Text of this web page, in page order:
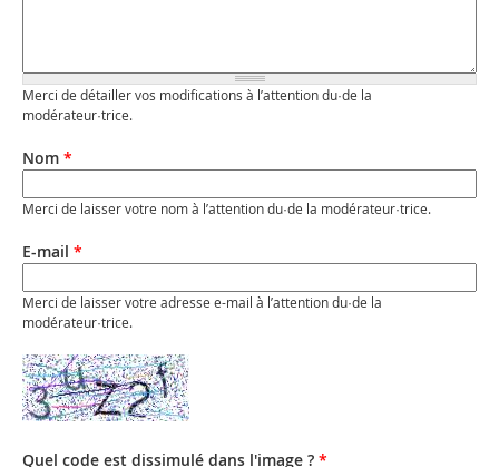
Merci de détailler vos modifications à l’attention du·de la
modérateur·trice.
Nom *
Merci de laisser votre nom à l’attention du·de la modérateur·trice.
E-mail *
Merci de laisser votre adresse e-mail à l’attention du·de la
modérateur·trice.
Quel code est dissimulé dans l'image ? *